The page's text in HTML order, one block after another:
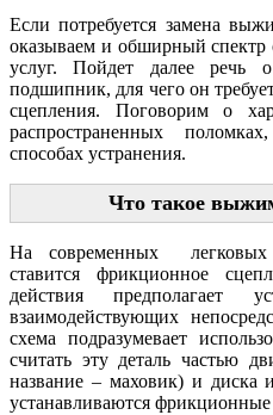
Если потребуется замена
оказываем и обширный
услуг. Пойдет далее речь
подшипник, для чего он
сцепления. Поговорим о
распространенных
способах устранения.
Что такое
На современных легковых
ставится фрикционное
действия
взаимодействующих
схема подразумевает
считать эту деталь частью
название – маховик) и диска
устанавливаются фрикционные